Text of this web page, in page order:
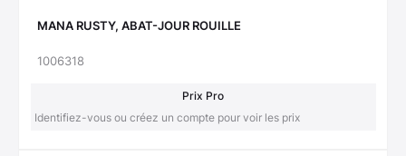
MANA RUSTY, ABAT-JOUR ROUILLE
1006318
Prix Pro
Identifiez-vous ou créez un compte pour voir les prix